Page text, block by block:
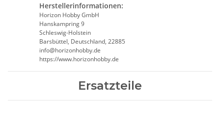
Herstellerinformationen:
Horizon Hobby GmbH
Hanskampring 9
Schleswig-Holstein
Barsbüttel, Deutschland, 22885
info@horizonhobby.de
https://www.horizonhobby.de
Ersatzteile